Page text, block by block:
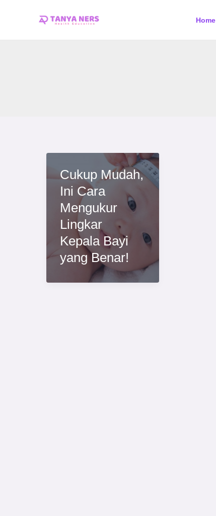
Home
Cukup Mudah,
Ini Cara
Mengukur
Lingkar
Kepala Bayi
yang Benar!